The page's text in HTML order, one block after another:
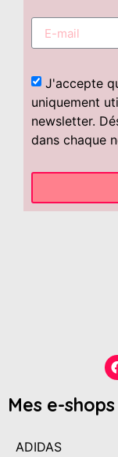
J'accepte
uniquement
newsletter.
dans chaque
Mes e-
ADIDAS